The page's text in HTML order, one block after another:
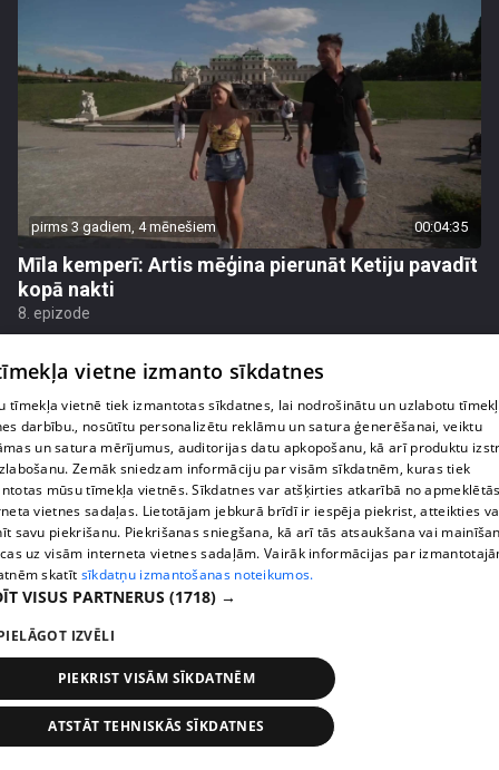
pirms 3 gadiem, 4 mēnešiem 00:04:35
Mīla kemperī: Artis mēģina pierunāt Ketiju pavadīt
kopā nakti
8. epizode
pirms 3 gadiem, 4 mēnešiem
Mīla kemperī: Pāru uzdevumā mēmais šovs – vai
kādam pārim vispār izdosies uzvarēt?
8. epizode
vietne izmanto sīkdatnes
tīmekļa vietnē tiek izmantotas sīkdatnes, lai nodrošinātu un uzlabotu
darbību., nosūtītu personalizētu reklāmu un satura ģenerēšanai, veiktu
un satura mērījumus, auditorijas datu apkopošanu, kā arī produktu
Zemāk sniedzam informāciju par visām sīkdatnēm, kuras tiek
mūsu tīmekļa vietnēs. Sīkdatnes var atšķirties atkarībā no
vietnes sadaļas. Lietotājam jebkurā brīdī ir iespēja piekrist, atteikties
savu piekrišanu. Piekrišanas sniegšana, kā arī tās atsaukšana vai
uz visām interneta vietnes sadaļām. Vairāk informācijas par
skatīt sīkdatņu izmantošanas noteikumos.
VISUS PARTNERUS (1718) →
IZVĒLI
PIEKRIST VISĀM SĪKDATNĒM
ATSTĀT TEHNISKĀS SĪKDATNES